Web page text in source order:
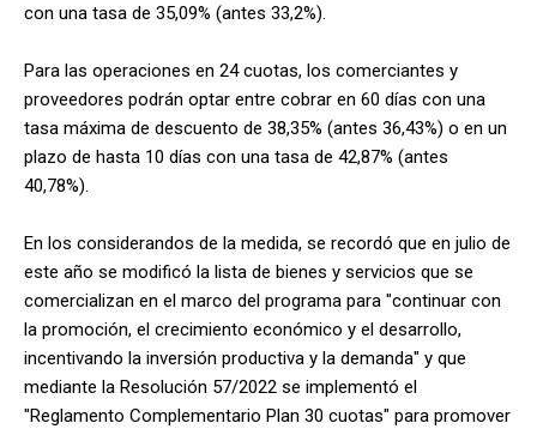
con una tasa de 35,09% (antes 33,2%).
Para las operaciones en 24 cuotas, los comerciantes y
proveedores podrán optar entre cobrar en 60 días con una
tasa máxima de descuento de 38,35% (antes 36,43%) o en un
plazo de hasta 10 días con una tasa de 42,87% (antes
40,78%).
En los considerandos de la medida, se recordó que en julio de
este año se modificó la lista de bienes y servicios que se
comercializan en el marco del programa para "continuar con
la promoción, el crecimiento económico y el desarrollo,
incentivando la inversión productiva y la demanda" y que
mediante la Resolución 57/2022 se implementó el
"Reglamento Complementario Plan 30 cuotas" para promover